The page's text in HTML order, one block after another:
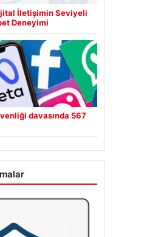
İletişimin Seviyeli
Deneyimi
davasında 567